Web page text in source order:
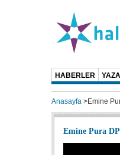
HABERLER
Anasayfa >Emine
Emine Pura